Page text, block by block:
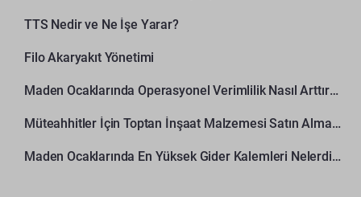
TTS Nedir ve Ne İşe Yarar?
Filo Akaryakıt Yönetimi
Maden Ocaklarında Operasyonel Verimlilik Nasıl Arttırılır?
Müteahhitler İçin Toptan İnşaat Malzemesi Satın Alma Rehberi
Maden Ocaklarında En Yüksek Gider Kalemleri Nelerdir?